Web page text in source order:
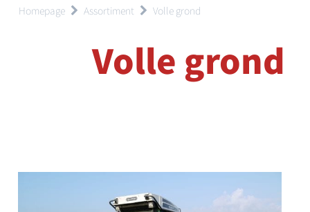
Homepage Assortiment Volle grond
Volle grond